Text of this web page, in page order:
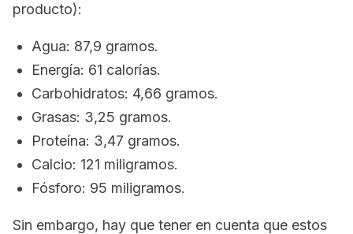
producto):
Agua: 87,9 gramos.
Energía: 61 calorías.
Carbohidratos: 4,66 gramos.
Grasas: 3,25 gramos.
Proteína: 3,47 gramos.
Calcio: 121 miligramos.
Fósforo: 95 miligramos.
Sin embargo, hay que tener en cuenta que estos